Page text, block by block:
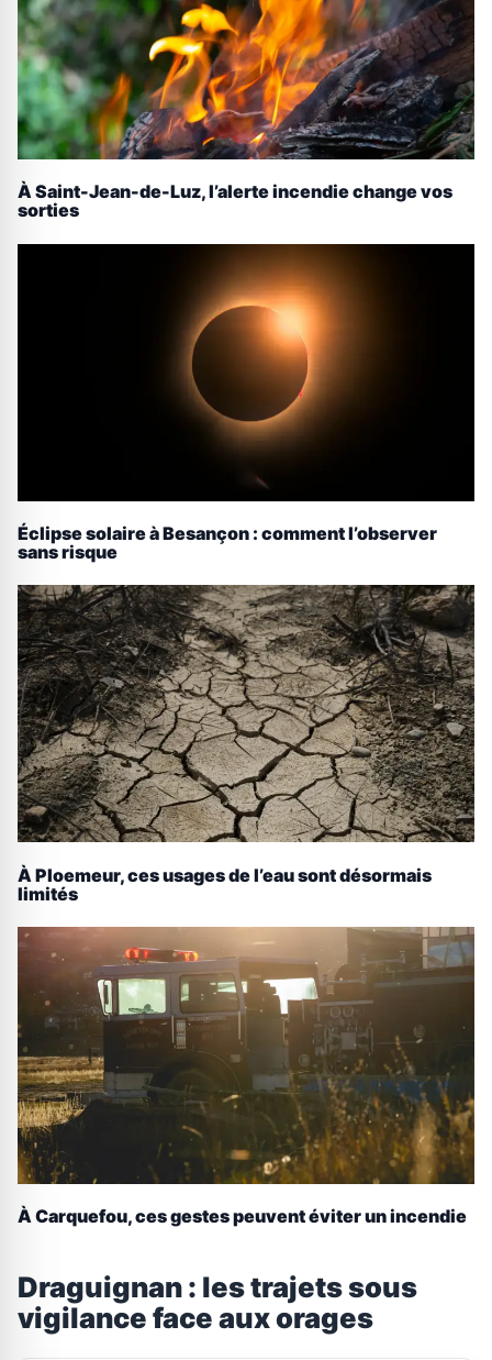
À Saint-Jean-de-Luz, l’alerte incendie change vos
sorties
Éclipse solaire à Besançon : comment l’observer
sans risque
À Ploemeur, ces usages de l’eau sont désormais
limités
À Carquefou, ces gestes peuvent éviter un incendie
Draguignan : les trajets sous
vigilance face aux orages